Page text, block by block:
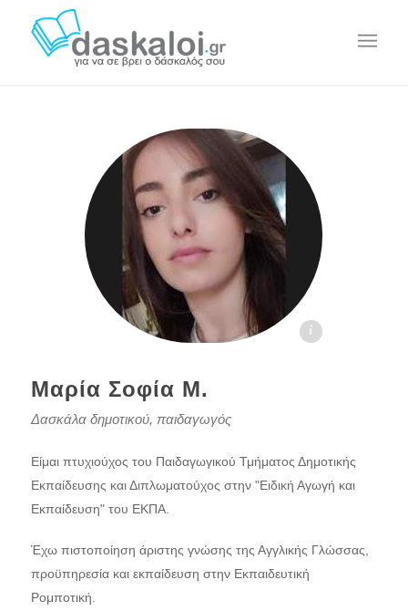
Μαρία Σ.Μ. daskaloi.gr
Μαρία Σοφία Μ.
Δασκάλα δημοτικού, παιδαγωγός
Είμαι πτυχιούχος του Παιδαγωγικού Τμήματος Δημοτικής
Εκπαίδευσης και Διπλωματούχος στην "Ειδική Αγωγή και
Εκπαίδευση" του ΕΚΠΑ.
Έχω πιστοποίηση άριστης γνώσης της Αγγλικής Γλώσσας,
προϋπηρεσία και εκπαίδευση στην Εκπαιδευτική
Ρομποτική.